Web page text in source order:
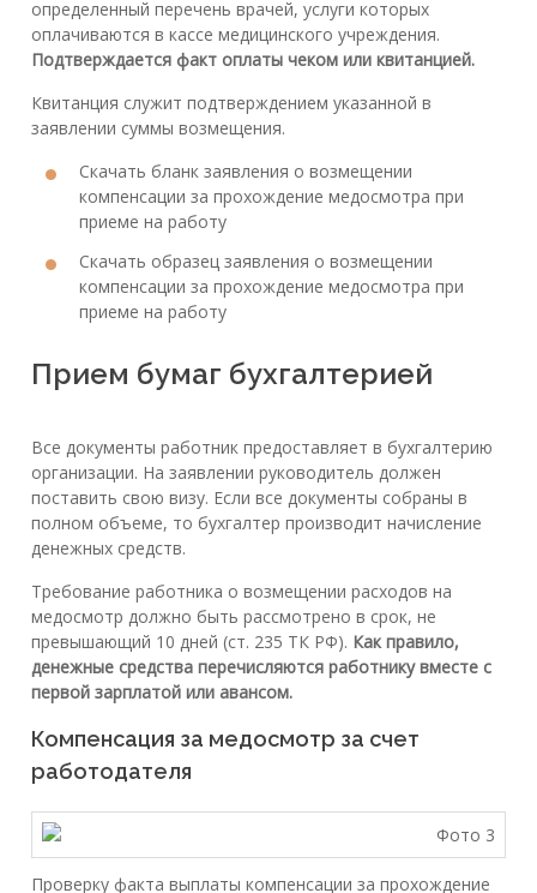
определенный перечень врачей, услуги которых
оплачиваются в кассе медицинского учреждения.
Подтверждается факт оплаты чеком или квитанцией.
Квитанция служит подтверждением указанной в
заявлении суммы возмещения.
Скачать бланк заявления о возмещении
компенсации за прохождение медосмотра при
приеме на работу
Скачать образец заявления о возмещении
компенсации за прохождение медосмотра при
приеме на работу
Прием бумаг бухгалтерией
Все документы работник предоставляет в бухгалтерию
организации. На заявлении руководитель должен
поставить свою визу. Если все документы собраны в
полном объеме, то бухгалтер производит начисление
денежных средств.
Требование работника о возмещении расходов на
медосмотр должно быть рассмотрено в срок, не
превышающий 10 дней (ст. 235 ТК РФ). Как правило,
денежные средства перечисляются работнику вместе с
первой зарплатой или авансом.
Компенсация за медосмотр за счет
работодателя
Проверку факта выплаты компенсации за прохождение